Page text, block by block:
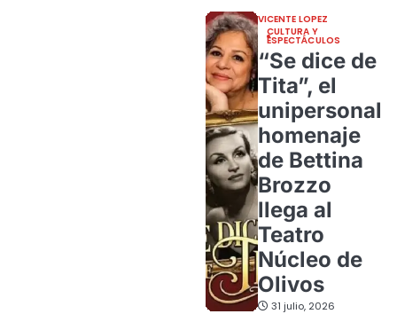
VICENTE LOPEZ
CULTURA Y
ESPECTÁCULOS
“Se dice de
Tita”, el
unipersonal
homenaje
de Bettina
Brozzo
llega al
Teatro
Núcleo de
Olivos
31 julio, 2026